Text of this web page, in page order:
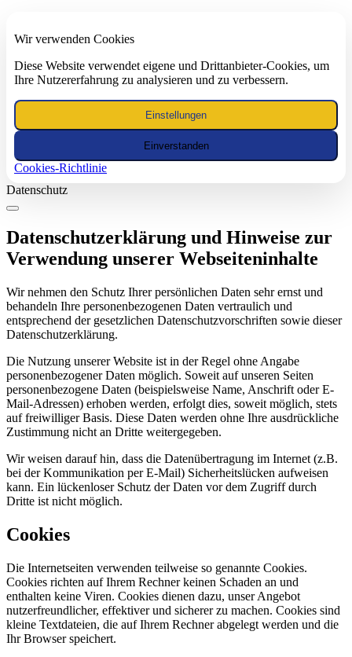
Wir verwenden Cookies
Diese Website verwendet eigene und Drittanbieter-Cookies, um
Ihre Nutzererfahrung zu analysieren und zu verbessern.
Einstellungen
Einverstanden
Cookies-Richtlinie
Datenschutz
Datenschutzerklärung und Hinweise zur
Verwendung unserer Webseiteninhalte
Wir nehmen den Schutz Ihrer persönlichen Daten sehr ernst und
behandeln Ihre personenbezogenen Daten vertraulich und
entsprechend der gesetzlichen Datenschutzvorschriften sowie dieser
Datenschutzerklärung.
Die Nutzung unserer Website ist in der Regel ohne Angabe
personenbezogener Daten möglich. Soweit auf unseren Seiten
personenbezogene Daten (beispielsweise Name, Anschrift oder E-
Mail-Adressen) erhoben werden, erfolgt dies, soweit möglich, stets
auf freiwilliger Basis. Diese Daten werden ohne Ihre ausdrückliche
Zustimmung nicht an Dritte weitergegeben.
Wir weisen darauf hin, dass die Datenübertragung im Internet (z.B.
bei der Kommunikation per E-Mail) Sicherheitslücken aufweisen
kann. Ein lückenloser Schutz der Daten vor dem Zugriff durch
Dritte ist nicht möglich.
Cookies
Die Internetseiten verwenden teilweise so genannte Cookies.
Cookies richten auf Ihrem Rechner keinen Schaden an und
enthalten keine Viren. Cookies dienen dazu, unser Angebot
nutzerfreundlicher, effektiver und sicherer zu machen. Cookies sind
kleine Textdateien, die auf Ihrem Rechner abgelegt werden und die
Ihr Browser speichert.